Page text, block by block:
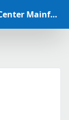
Comprehensive Cancer Center Mainfranken Studiendatenbank